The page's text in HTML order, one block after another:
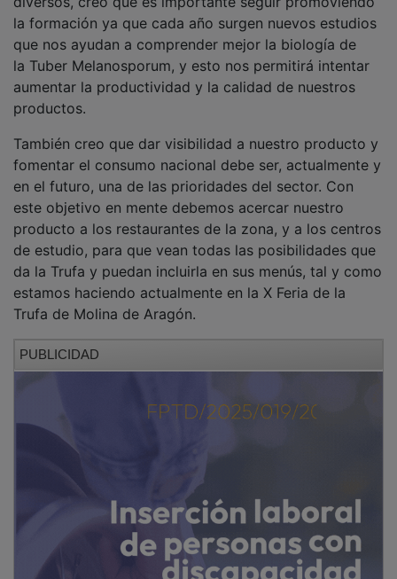
la formación ya que cada año surgen nuevos estudios
que nos ayudan a comprender mejor la biología de
la Tuber Melanosporum, y esto nos permitirá intentar
aumentar la productividad y la calidad de nuestros
productos.
fomentar el consumo nacional debe ser, actualmente y
en el futuro, una de las prioridades del sector. Con
este objetivo en mente debemos acercar nuestro
producto a los restaurantes de la zona, y a los centros
de estudio, para que vean todas las posibilidades que
da la Trufa y puedan incluirla en sus menús, tal y como
estamos haciendo actualmente en la X Feria de la
Trufa de Molina de Aragón.